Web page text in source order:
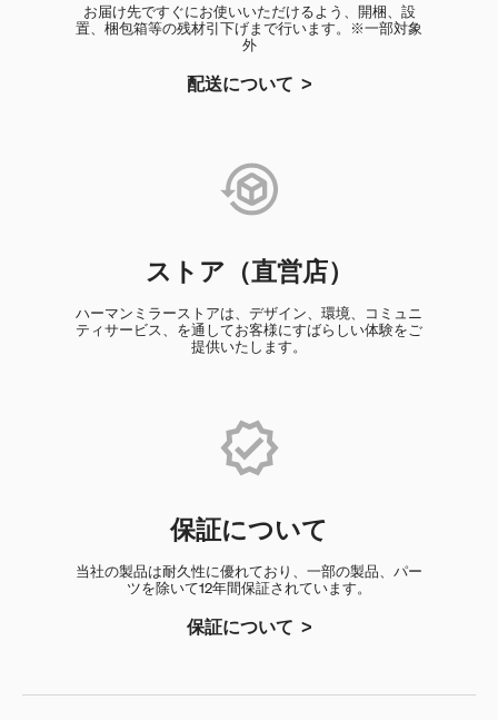
お届け先ですぐにお使いいただけるよう、開梱、設
置、梱包箱等の残材引下げまで行います。※一部対象
外
配送について
ストア（直営店）
ハーマンミラーストアは、デザイン、環境、コミュニ
ティサービス、を通してお客様にすばらしい体験をご
提供いたします。
保証について
当社の製品は耐久性に優れており、一部の製品、パー
ツを除いて12年間保証されています。
保証について